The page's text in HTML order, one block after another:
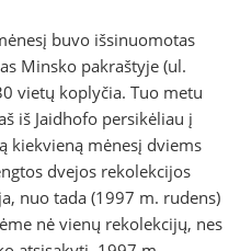
buvo išsinuomotas
Minsko pakraštyje (ul.
vietų koplyčia. Tuo metu
iš Jaidhofo persikėliau į
kiekvieną mėnesį dviems
dvejos rekolekcijos
nuo tada (1997 m. rudens)
nė vienų rekolekcijų, nes